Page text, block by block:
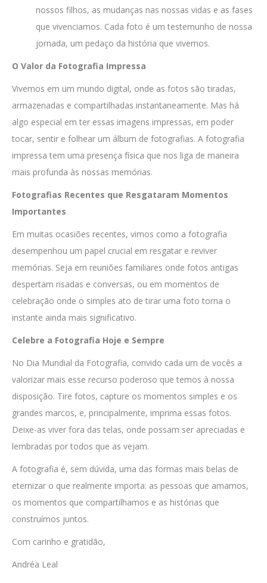
nossos filhos, as mudanças nas nossas vidas e as fases
que vivenciamos. Cada foto é um testemunho de nossa
jornada, um pedaço da história que vivemos.
O Valor da Fotografia Impressa
Vivemos em um mundo digital, onde as fotos são tiradas,
armazenadas e compartilhadas instantaneamente. Mas há
algo especial em ter essas imagens impressas, em poder
tocar, sentir e folhear um álbum de fotografias. A fotografia
impressa tem uma presença física que nos liga de maneira
mais profunda às nossas memórias.
Fotografias Recentes que Resgataram Momentos
Importantes
Em muitas ocasiões recentes, vimos como a fotografia
desempenhou um papel crucial em resgatar e reviver
memórias. Seja em reuniões familiares onde fotos antigas
despertam risadas e conversas, ou em momentos de
celebração onde o simples ato de tirar uma foto torna o
instante ainda mais significativo.
Celebre a Fotografia Hoje e Sempre
No Dia Mundial da Fotografia, convido cada um de vocês a
valorizar mais esse recurso poderoso que temos à nossa
disposição. Tire fotos, capture os momentos simples e os
grandes marcos, e, principalmente, imprima essas fotos.
Deixe-as viver fora das telas, onde possam ser apreciadas e
lembradas por todos que as vejam.
A fotografia é, sem dúvida, uma das formas mais belas de
eternizar o que realmente importa: as pessoas que amamos,
os momentos que compartilhamos e as histórias que
construímos juntos.
Com carinho e gratidão,
Andréa Leal